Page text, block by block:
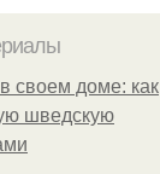
своем доме: как
шведскую